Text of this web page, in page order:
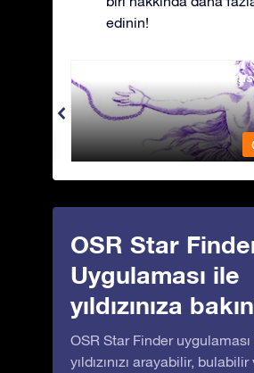
edinin!
Andromeda - Zincirli
OSR Star
Uygulaması ile
yıldızınıza
OSR Star Finder
yıldızınızı arayabilir,